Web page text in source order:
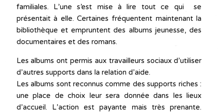
familiales. L’une s’est mise à lire tout ce qui se
présentait à elle. Certaines fréquentent maintenant la
bibliothèque et empruntent des albums jeunesse, des
documentaires et des romans.
Les albums ont permis aux travailleurs sociaux d’utiliser
d’autres supports dans la relation d’aide.
Les albums sont reconnus comme des supports riches :
une place de choix leur sera donnée dans les lieux
d’accueil. L’action est payante mais très prenante.